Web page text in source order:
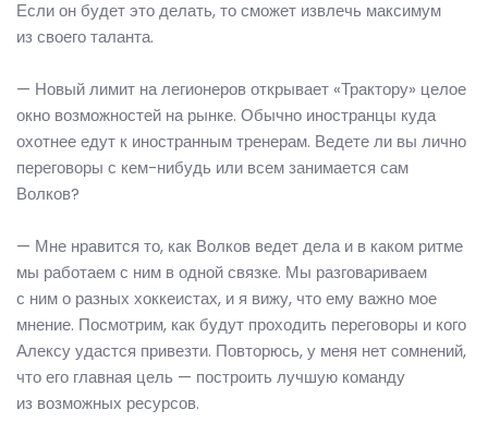
Если он будет это делать, то сможет извлечь максимум
из своего таланта.
— Новый лимит на легионеров открывает «Трактору» целое
окно возможностей на рынке. Обычно иностранцы куда
охотнее едут к иностранным тренерам. Ведете ли вы лично
переговоры с кем-нибудь или всем занимается сам
Волков?
— Мне нравится то, как Волков ведет дела и в каком ритме
мы работаем с ним в одной связке. Мы разговариваем
с ним о разных хоккеистах, и я вижу, что ему важно мое
мнение. Посмотрим, как будут проходить переговоры и кого
Алексу удастся привезти. Повторюсь, у меня нет сомнений,
что его главная цель — построить лучшую команду
из возможных ресурсов.